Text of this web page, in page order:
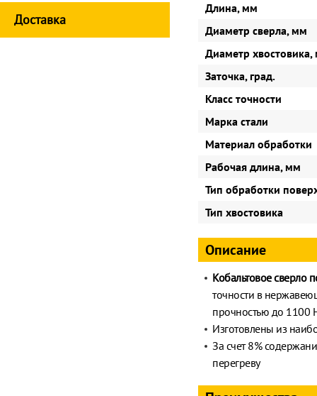
Доставка
Длина, мм
Диаметр сверла, мм
Диаметр
Заточка, град.
Класс точности
Марка стали
Материал обработки
Рабочая длина, мм
Тип обработки
Тип хвостовика
Описание
Кобальтовое сверло
точности в
прочностью до 1100
Изготовлены из
За счет 8%
перегреву